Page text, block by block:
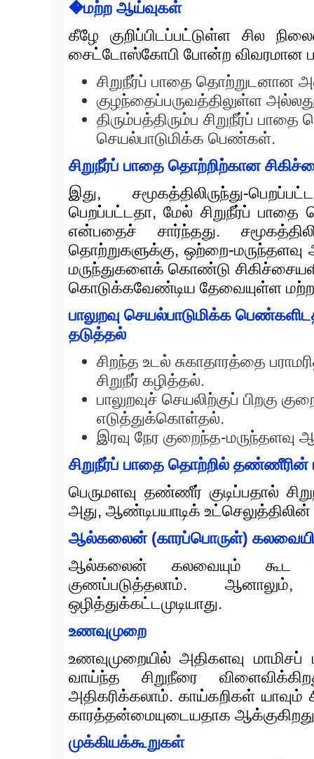
�மற்ற ஆய்வுகள்
கீழே குறிப்பிடப்பட்டுள்ள சில
சைட்டோஸ்கோபி போன்ற விவரமான
சிறுநீர்ப் பாதை
குழந்தைப்பருவத்திலுள்ள
திரும்பத்திரும்ப சிறுநீர்ப்
செயல்பாடுமிக்க பெண்கள்.
சிறுநீர்ப் பாதை தொற்றிற்கான
இது, சமூகத்திலிருந்து-
பெறப்பட்டதா, மேல் சிறுநீர்ப்
என்பதைச் சார்ந்தது.
தொற்றுகளுக்கு, ஒற்றை-மருந்தளவு
மருந்துகளைக் கொண்டு
கொடுக்கவேண்டிய தேவையுள்ள
பாலுறவு செயல்பாடுமிக்க
தடுத்தல்
சிறந்த உடல் சுகாதாரத்தை
சிறுநீர் கழித்தல்.
பாலுறவுச் செயலிற்குப் பிறகு
எடுத்துக்கொள்தல்.
இரவு நேர குறைந்த-
சிறுநீர்ப் பாதை தொற்றில் தண்ணீரின்
பெருமளவு தண்ணீர் குடிப்பதால்
அது, ஆண்டிபயாடிக்
ஆல்கலைன் (காரப்பொருள்)
ஆல்கலைன் கலவையும் கூட
குணப்படுத்தலாம்.
ஒழித்துக்கட்டமுடியாது.
உணவுமுறை
உணவுமுறையில் அதிகளவு
வாய்ந்த சிறுநீரை
அதிகரிக்கலாம். காய்கறிகள்
காரத்தன்மையுடையதாக
முக்கியக்கூறுகள்